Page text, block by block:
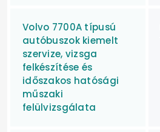
Volvo 7700A típusú
autóbuszok kiemelt
szervize, vizsga
felkészítése és
időszakos hatósági
műszaki
felülvizsgálata